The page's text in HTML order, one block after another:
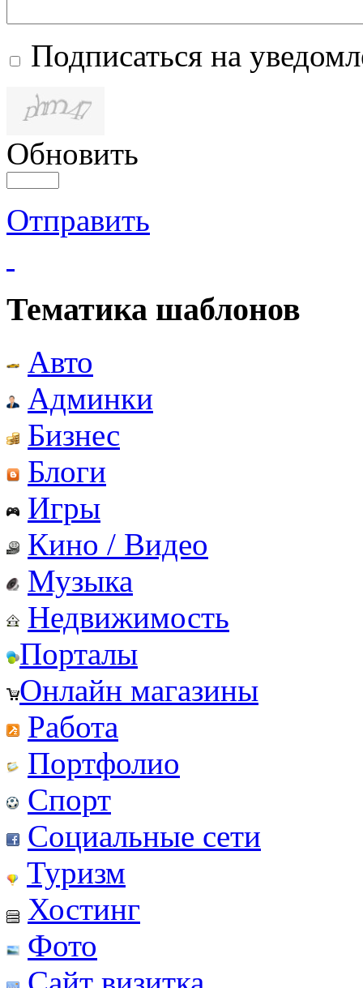
Подписаться на
Обновить
Отправить
Тематика шаблонов
Авто
Админки
Бизнес
Блоги
Игры
Кино / Видео
Музыка
Недвижимость
Порталы
Онлайн магазины
Работа
Портфолио
Спорт
Социальные сети
Туризм
Хостинг
Фото